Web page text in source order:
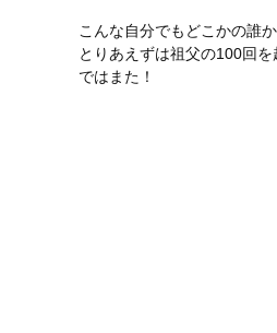
こんな自分でもどこかの誰
とりあえずは祖父の100回を
ではまた！